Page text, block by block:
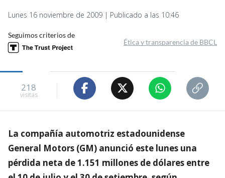
Lunes 16 noviembre de 2009 | Publicado a las 10:46
Seguimos criterios de
Ética y transparencia de BBCL
218
visitas
La compañía automotriz estadounidense
General Motors (GM) anunció este lunes una
pérdida neta de 1.151 millones de dólares entre